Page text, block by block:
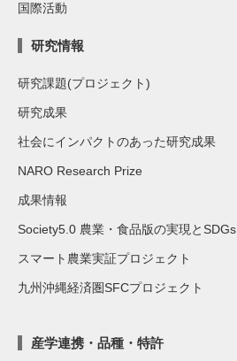
国際活動
研究情報
研究課題(プロジェクト)
研究成果
社会にインパクトのあった研究成果
NARO Research Prize
成果情報
Society5.0 農業・食品版の実現とSDGs
スマート農業実証プロジェクト
九州沖縄経済圏SFCプロジェクト
産学連携・品種・特許